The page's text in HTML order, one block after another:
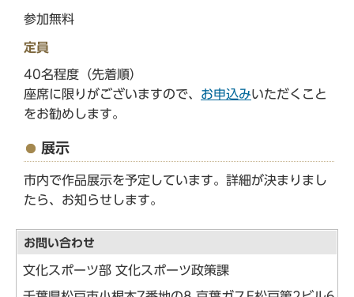
参加無料
定員
40名程度（先着順）
座席に限りがございますので、 お申込みいただくこと
をお勧めします。
展示
市内で作品展示を予定しています。詳細が決まりまし
たら、お知らせします。
お問い合わせ
文化スポーツ部 文化スポーツ政策課